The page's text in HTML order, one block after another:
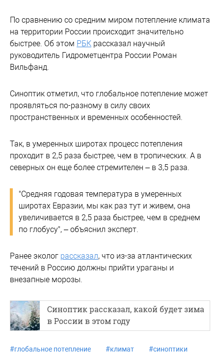
По сравнению со средним миром потепление климата
на территории России происходит значительно
быстрее. Об этом РБК рассказал научный
руководитель Гидрометцентра России Роман
Вильфанд.
Синоптик отметил, что глобальное потепление может
проявляться по-разному в силу своих
пространственных и временных особенностей.
Так, в умеренных широтах процесс потепления
проходит в 2,5 раза быстрее, чем в тропических. А в
северных он еще более стремителен – в 3,5 раза.
"Средняя годовая температура в умеренных
широтах Евразии, мы как раз тут и живем, она
увеличивается в 2,5 раза быстрее, чем в среднем
по глобусу", – объяснил эксперт.
Ранее эколог рассказал, что из-за атлантических
течений в Россию должны прийти ураганы и
внезапные морозы.
Синоптик рассказал, какой будет зима
в России в этом году
#глобальное потепление #климат #синоптики